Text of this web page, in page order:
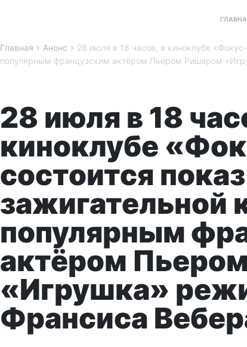
Главная › Анонс › 28 июля в 18 часов, в киноклубе
популярным французским актёром Пьером Ришаром
28 июля в 18
киноклубе
состоится показ
зажигательной
популярным
актёром
«Игрушка»
Франсиса